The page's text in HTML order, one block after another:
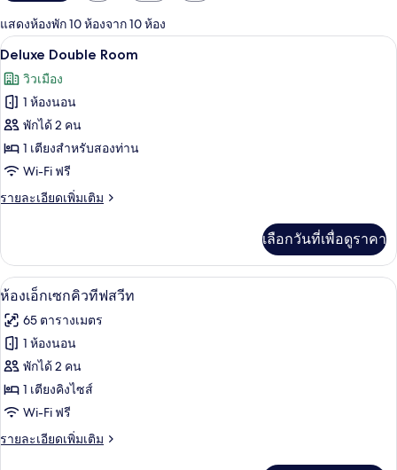
กรอง
ที่
มี
ให้
สำหรับ
ห้อง
พัก
แสดงห้องพัก 10 ห้องจาก 10 ห้อง
เปิด
ภาพถ่าย
ทั้งหมด
ของ
Deluxe
Double
Room
โต๊ะทำงาน, เตียงเสริม/เปล, Wi-Fi ฟรี,
14
Deluxe Double Room
วิวเมือง
1 ห้องนอน
พักได้ 2 คน
1 เตียงสำหรับสองท่าน
Wi-Fi ฟรี
รายละเอียดเพิ่มเติม
ราย
เกี่ยว
กับ
Deluxe
Room
เลือกวันที่เพื่อดูราคา
เปิด
ภาพถ่าย
ทั้งหมด
ของ
ห้อง
เอ็ก
เซก
ห้องเอ็กเซกคิวทีฟสวีท | โต๊ะทำงาน, เ
19
ห้องเอ็กเซกคิวทีฟสวีท
65 ตารางเมตร
1 ห้องนอน
พักได้ 2 คน
1 เตียงคิงไซส์
Wi-Fi ฟรี
รายละเอียดเพิ่มเติม
ราย